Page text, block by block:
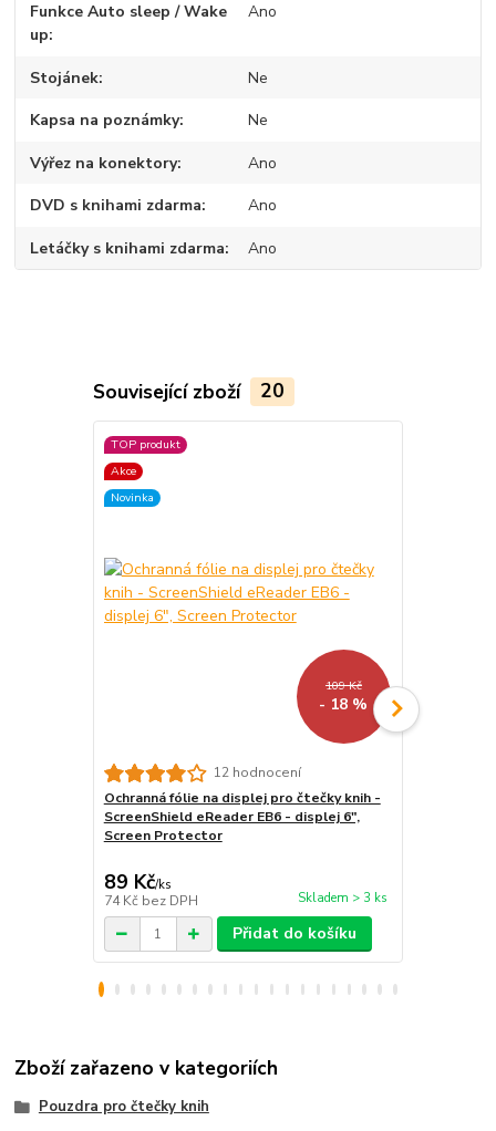
Funkce Auto sleep / Wake
up
Ano
Stojánek Ne
Kapsa na poznámky Ne
Výřez na konektory Ano
DVD s knihami zdarma Ano
Letáčky s knihami zdarma Ano
Související zboží 20
TOP produkt
Akce
Novinka
109 Kč
- 18 %
12 hodnocení
Ochranná fólie na displej pro čtečky knih -
ScreenShield eReader EB6 - displej 6",
Screen Protector
89 Kč/ks
74 Kč bez DPH Skladem > 3 ks
Přidat do košíku
Zboží zařazeno v kategoriích
Pouzdra pro čtečky knih